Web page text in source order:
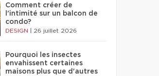
Comment créer de
l'intimité sur un balcon de
condo?
DESIGN 26 juillet 2026
Pourquoi les insectes
envahissent certaines
maisons plus que d'autres